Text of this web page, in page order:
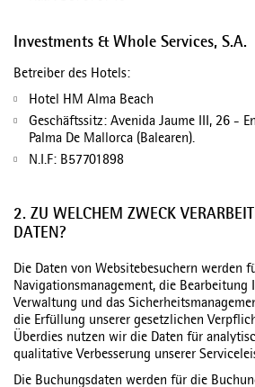
Investments & Whole Services, S.A.
Betreiber des Hotels:
Hotel HM Alma Beach
Geschäftssitz: Avenida Jaume III, 26 -
Palma De Mallorca (Balearen).
N.I.F: B57701898
2. ZU WELCHEM ZWECK
DATEN?
Die Daten von Websitebesuchern werden
Navigationsmanagement, die Bearbeitung
Verwaltung und das
die Erfüllung unserer gesetzlichen
Überdies nutzen wir die Daten für
qualitative Verbesserung unserer
Die Buchungsdaten werden für die